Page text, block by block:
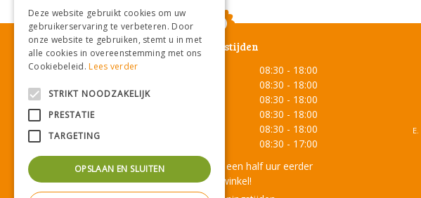
Openingstijden
Maandag
08:30 - 18:00
08:30 - 18:00
Woensdag
08:30 - 18:00
08:30 - 18:00
08:30 - 18:00
08:30 - 17:00
Onze lunchroom sluit een half uur eerder
dan de winkel!
E.
Deze website gebruikt cookies om uw
gebruikerservaring te verbeteren. Door
onze website te gebruiken, stemt u in met
alle cookies in overeenstemming met ons
Cookiebeleid.Lees verder
STRIKT NOODZAKELIJK
PRESTATIE
TARGETING
OPSLAAN EN SLUITEN